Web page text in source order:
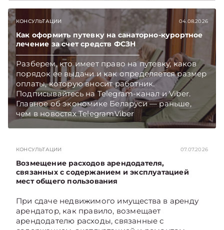
Подписывайтесь на Telegram‑канал и Viber.
Главное об экономике Беларуси — раньше,
чем в новостях TelegramViber
КОНСУЛЬТАЦИИ 04.08.2026
Как оформить путевку на санаторно-курортное
лечение за счет средств ФСЗН
Разберем, кто имеет право на путевку, каков
порядок ее выдачи и как определяется размер
оплаты, которую вносит работник.
Подписывайтесь на Telegram‑канал и Viber.
Главное об экономике Беларуси — раньше,
чем в новостях TelegramViber
КОНСУЛЬТАЦИИ 07.07.2026
Возмещение расходов арендодателя,
связанных с содержанием и эксплуатацией
мест общего пользования
При сдаче недвижимого имущества в аренду
арендатор, как правило, возмещает
арендодателю расходы, связанные с